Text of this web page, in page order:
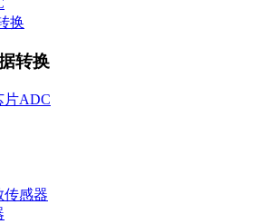
换
转换
片ADC
传感器